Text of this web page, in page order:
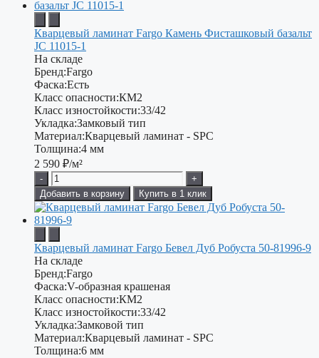
Кварцевый ламинат Fargo Камень Фисташковый базальт
JC 11015-1
На складе
Бренд:Fargo
Фаска:Есть
Класс опасности:КМ2
Класс изностойкости:33/42
Укладка:Замковый тип
Материал:Кварцевый ламинат - SPC
Толщина:4 мм
2 590 ₽/м²
-
+
Добавить в корзину
Купить в 1 клик
Кварцевый ламинат Fargo Бевел Дуб Робуста 50-81996-9
На складе
Бренд:Fargo
Фаска:V-образная крашеная
Класс опасности:КМ2
Класс изностойкости:33/42
Укладка:Замковой тип
Материал:Кварцевый ламинат - SPC
Толщина:6 мм